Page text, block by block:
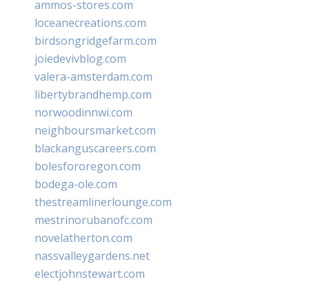
ammos-stores.com
loceanecreations.com
birdsongridgefarm.com
joiedevivblog.com
valera-amsterdam.com
libertybrandhemp.com
norwoodinnwi.com
neighboursmarket.com
blackanguscareers.com
bolesfororegon.com
bodega-ole.com
thestreamlinerlounge.com
mestrinorubanofc.com
novelatherton.com
nassvalleygardens.net
electjohnstewart.com